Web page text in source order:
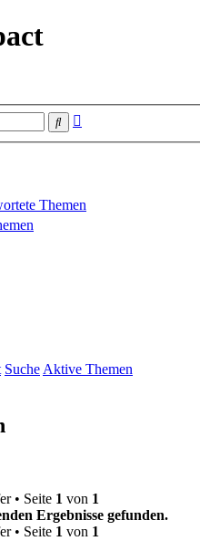
Suche
Themen
SucheAktive Themen
• Seite 1 von 1
Ergebnisse gefunden.
• Seite 1 von 1